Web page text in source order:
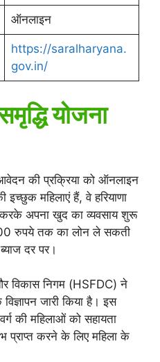
ऑनलाइन
https://saralharyana.
gov.in/
योजना
की प्रक्रिया को ऑनलाइन
इच्छुक महिलाएं हैं, वे हरियाणा
करके अपना खुद का व्यवसाय शुरू
रुपये तक का लोन ले सकती
दर पर।
विकास निगम (HSFDC) ने
जारी किया है। इस
की महिलाओं को सहायता
प्राप्त करने के लिए महिला के